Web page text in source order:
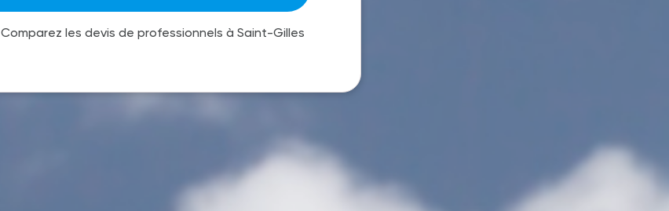
Comparez les devis de professionnels à Saint-Gilles